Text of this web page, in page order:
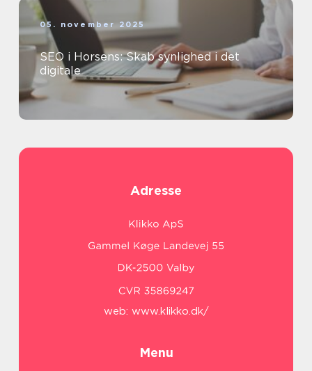
05. november 2025
SEO i Horsens: Skab synlighed i det
digitale
Adresse
web: www.klikko.dk/
Menu